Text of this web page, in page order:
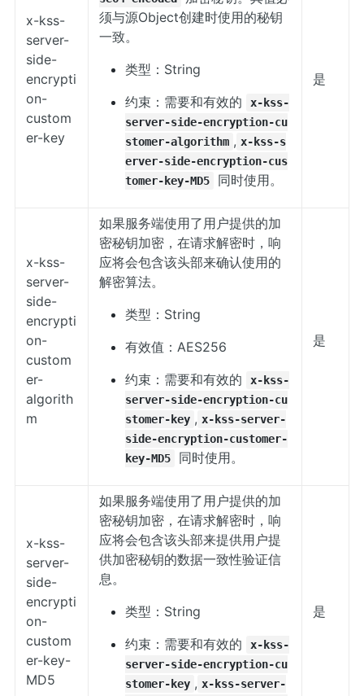
x-kss-
server-
side-
encrypti
on-
custom
er-key
须与源Object创建时使用的秘钥
一致。
类型：String
约束：需要和有效的
x-kss-
server-side-encryption-cu
stomer-algorithm , x-kss-s
erver-side-encryption-cus
tomer-key-MD5
同时使用。
是
x-kss-
server-
side-
encrypti
on-
custom
er-
algorith
m
如果服务端使用了用户提供的加
密秘钥加密，在请求解密时，响
应将会包含该头部来确认使用的
解密算法。
类型：String
有效值：AES256
约束：需要和有效的
x-kss-
server-side-encryption-cu
stomer-key , x-kss-server-
side-encryption-customer-
key-MD5
同时使用。
是
x-kss-
server-
side-
encrypti
on-
custom
er-key-
MD5
如果服务端使用了用户提供的加
密秘钥加密，在请求解密时，响
应将会包含该头部来提供用户提
供加密秘钥的数据一致性验证信
息。
类型：String
约束：需要和有效的
x-kss-
server-side-encryption-cu
stomer-key , x-kss-server-
是